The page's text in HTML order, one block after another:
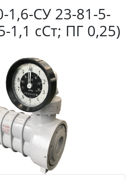
СУ 23-81-5-
1,1 сСт; ПГ 0,25)